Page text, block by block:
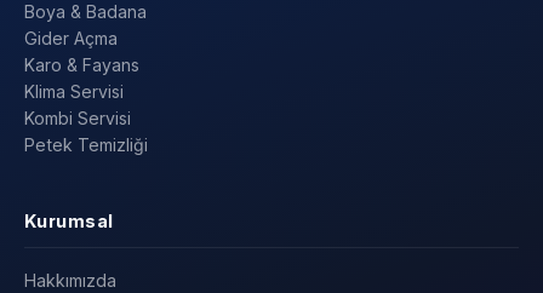
Boya & Badana
Gider Açma
Karo & Fayans
Klima Servisi
Kombi Servisi
Petek Temizliği
Kurumsal
Hakkımızda